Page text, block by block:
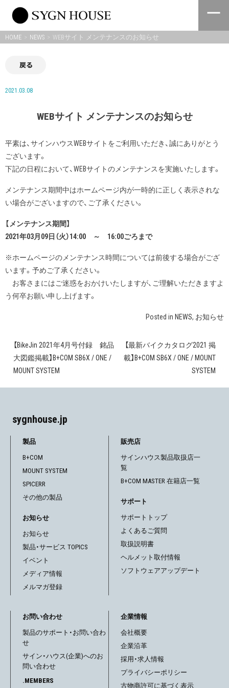
content
HOME NEWS WEBサイト メンテナンスのお知らせ
戻る
2021.03.08
WEBサイト メンテナンスのお知らせ
平素は、サインハウスWEBサイトをご利用いただき、誠にありがとう
ございます。
下記の日程において、WEBサイトのメンテナンスを実施いたします。
メンテナンス期間中はホームページ内が一時的に正しく表示されな
い場合がございますので、ご了承ください。
【メンテナンス期間】
2021年03月09日（火）14:00 ～ 16:00ごろまで
※ホームページのメンテナンス時間については前後する場合がござ
います。予めご了承ください。
お客さまにはご迷惑をおかけいたしますが、ご理解いただきますよ
う何卒お願い申し上げます。
Posted in NEWS, お知らせ
投
稿
ナ
シ
ョ
ン
【BikeJin 2021年4月号付録 銘品
大図鑑掲載】B+COM SB6X / ONE /
MOUNT SYSTEM
【最新バイクカタログ2021 掲
載】B+COM SB6X / ONE / MOUNT
SYSTEM
sygnhouse.jp
製品
B+COM
MOUNT SYSTEM
SPICERR
その他の製品
お知らせ
お知らせ
製品・サービス TOPICS
イベント
メディア情報
メルマガ登録
販売店
サインハウス製品取扱店一
覧
B+COM MASTER 在籍店一覧
サポート
サポートトップ
よくあるご質問
取扱説明書
ヘルメット取付情報
ソフトウェアアップデート
お問い合わせ
製品のサポート・お問い合わ
せ
サイン・ハウス(企業)へのお
問い合わせ
.MEMBERS
企業情報
会社概要
企業沿革
採用・求人情報
プライバシーポリシー
古物商許可に基づく表示